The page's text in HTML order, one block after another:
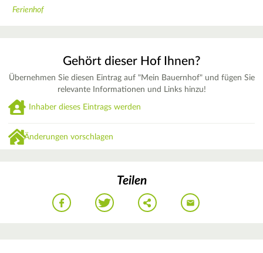
Ferienhof
Gehört dieser Hof Ihnen?
Übernehmen Sie diesen Eintrag auf "Mein Bauernhof" und fügen Sie
relevante Informationen und Links hinzu!
Inhaber dieses Eintrags werden
Änderungen vorschlagen
Teilen